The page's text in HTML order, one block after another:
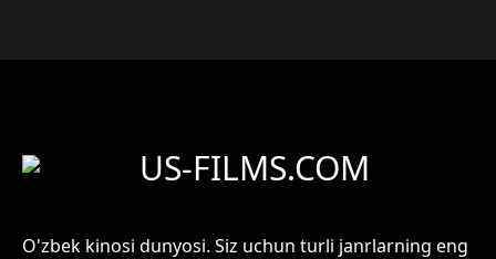
US-FILMS.COM
O'zbek kinosi dunyosi. Siz uchun turli janrlarning eng